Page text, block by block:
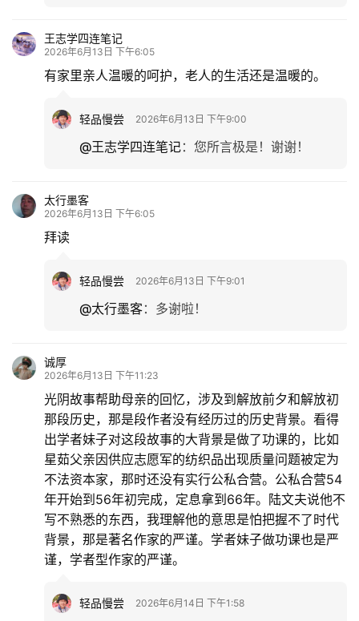
王志学四连笔记
2026年6月13日 下午6:05
有家里亲人温暖的呵护，老人的生活还是温暖的。
轻品慢尝 2026年6月13日 下午9:00
@王志学四连笔记： 您所言极是！谢谢！
太行墨客
2026年6月13日 下午6:05
拜读
轻品慢尝 2026年6月13日 下午9:01
@太行墨客： 多谢啦！
诚厚
2026年6月13日 下午11:23
光阴故事帮助母亲的回忆，涉及到解放前夕和解放初
那段历史，那是段作者没有经历过的历史背景。看得
出学者妹子对这段故事的大背景是做了功课的，比如
星茹父亲因供应志愿军的纺织品出现质量问题被定为
不法资本家，那时还没有实行公私合营。公私合营54
年开始到56年初完成，定息拿到66年。陆文夫说他不
写不熟悉的东西，我理解他的意思是怕把握不了时代
背景，那是著名作家的严谨。学者妹子做功课也是严
谨，学者型作家的严谨。
轻品慢尝 2026年6月14日 下午1:58